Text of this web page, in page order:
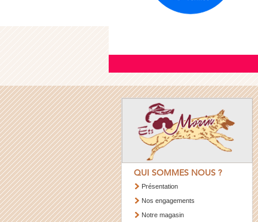
QUI SOMMES NOUS ?
Présentation
Nos engagements
Notre magasin